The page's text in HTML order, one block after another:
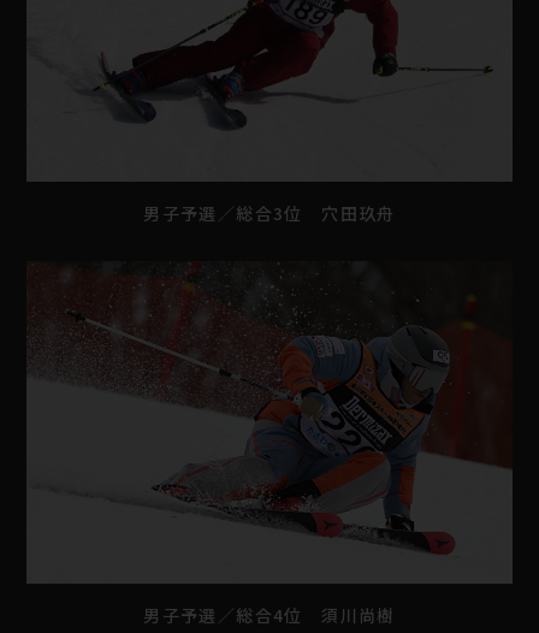
男子予選／総合3位 穴田玖舟
男子予選／総合4位 須川尚樹